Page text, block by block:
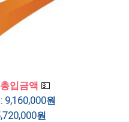
입금액 💵
9,160,000원
원